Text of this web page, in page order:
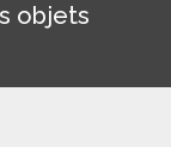
objets